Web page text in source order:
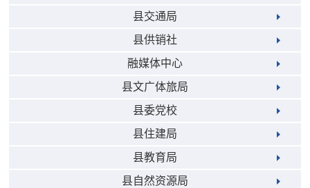
县交通局
县供销社
融媒体中心
县文广体旅局
县委党校
县住建局
县教育局
县自然资源局